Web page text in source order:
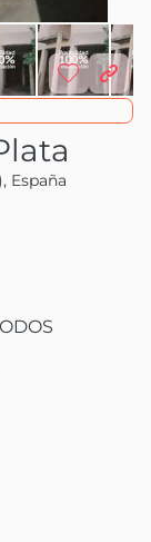
España